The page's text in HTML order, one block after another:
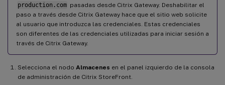
production.com pasadas desde Citrix Gateway. Deshabilitar el
paso a través desde Citrix Gateway hace que el sitio web solicite
al usuario que introduzca las credenciales. Estas credenciales
son diferentes de las credenciales utilizadas para iniciar sesión a
través de Citrix Gateway.
Selecciona el nodo Almacenes en el panel izquierdo de la consola
de administración de Citrix StoreFront.